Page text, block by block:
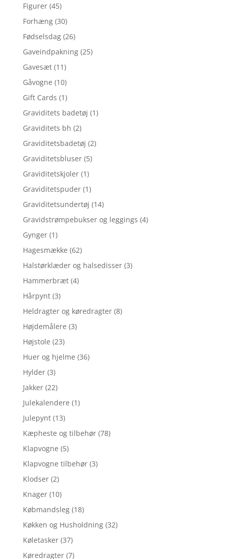
Figurer (45)
Forhæng (30)
Fødselsdag (26)
Gaveindpakning (25)
Gavesæt (11)
Gåvogne (10)
Gift Cards (1)
Graviditets badetøj (1)
Graviditets bh (2)
Graviditetsbadetøj (2)
Graviditetsbluser (5)
Graviditetskjoler (1)
Graviditetspuder (1)
Graviditetsundertøj (14)
Gravidstrømpebukser og leggings (4)
Gynger (1)
Hagesmække (62)
Halstørklæder og halsedisser (3)
Hammerbræt (4)
Hårpynt (3)
Heldragter og køredragter (8)
Højdemålere (3)
Højstole (23)
Huer og hjelme (36)
Hylder (3)
Jakker (22)
Julekalendere (1)
Julepynt (13)
Kæpheste og tilbehør (78)
Klapvogne (5)
Klapvogne tilbehør (3)
Klodser (2)
Knager (10)
Købmandsleg (18)
Køkken og Husholdning (32)
Køletasker (37)
Køredragter (7)